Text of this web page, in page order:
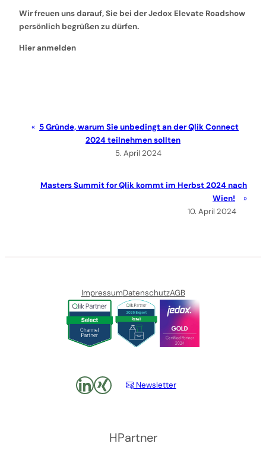
Wir freuen uns darauf, Sie bei der Jedox Elevate Roadshow
persönlich begrüßen zu dürfen.
Hier anmelden
5 Gründe, warum Sie unbedingt an der Qlik Connect
2024 teilnehmen sollten
5. April 2024
Masters Summit for Qlik kommt im Herbst 2024 nach
Wien!
10. April 2024
HPartner
ImpressumDatenschutzAGB
LinkedIn xing Newsletter